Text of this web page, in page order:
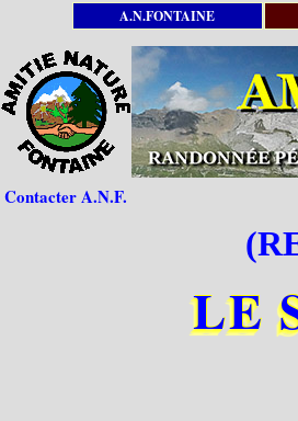
A.N.FONTAINE
Contacter A.N.F.
LE